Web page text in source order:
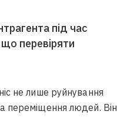
під час
перевіряти
не лише руйнування
переміщення людей. Він